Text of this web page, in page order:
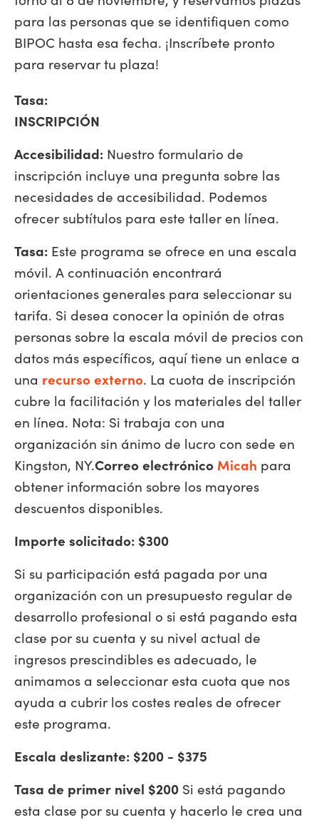
para las personas que se identifiquen como
BIPOC hasta esa fecha. ¡Inscríbete pronto
para reservar tu plaza!
Tasa:
INSCRIPCIÓN
Accesibilidad: Nuestro formulario de
inscripción incluye una pregunta sobre las
necesidades de accesibilidad. Podemos
ofrecer subtítulos para este taller en línea.
Tasa: Este programa se ofrece en una escala
móvil. A continuación encontrará
orientaciones generales para seleccionar su
tarifa. Si desea conocer la opinión de otras
personas sobre la escala móvil de precios con
datos más específicos, aquí tiene un enlace a
una recurso externo. La cuota de inscripción
cubre la facilitación y los materiales del taller
en línea. Nota: Si trabaja con una
organización sin ánimo de lucro con sede en
Kingston, NY.Correo electrónico Micah para
obtener información sobre los mayores
descuentos disponibles.
Importe solicitado: $300
Si su participación está pagada por una
organización con un presupuesto regular de
desarrollo profesional o si está pagando esta
clase por su cuenta y su nivel actual de
ingresos prescindibles es adecuado, le
animamos a seleccionar esta cuota que nos
ayuda a cubrir los costes reales de ofrecer
este programa.
Escala deslizante: $200 - $375
Tasa de primer nivel $200 Si está pagando
esta clase por su cuenta y hacerlo le crea una